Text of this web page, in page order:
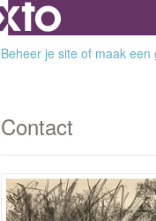
Beheer je site of maak een
Contact